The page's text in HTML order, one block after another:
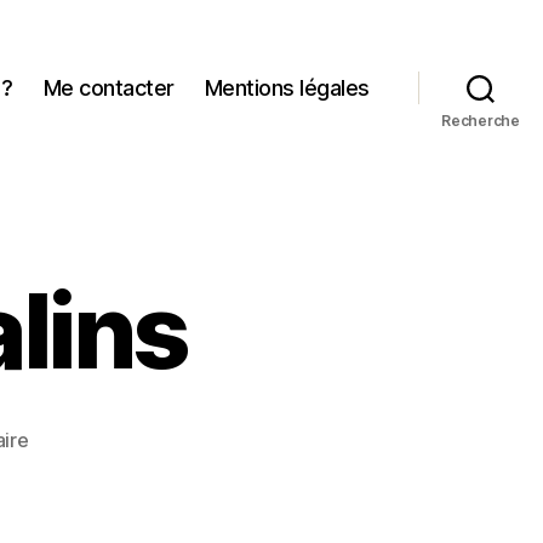
Me contacter Mentions légales
Recherche
sur